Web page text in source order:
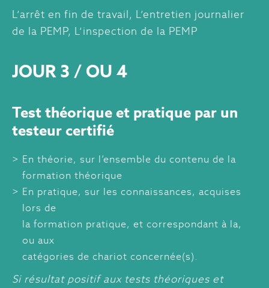
L’arrêt en fin de travail, L’entretien journalier
de la PEMP, L’inspection de la PEMP
JOUR 3 / OU 4
Test théorique et pratique par un
testeur certifié
En théorie, sur l’ensemble du contenu de la
formation théorique
En pratique, sur les connaissances, acquises
lors de
la formation pratique, et correspondant à la,
ou aux
catégories de chariot concernée(s).
Si résultat positif aux tests théoriques et